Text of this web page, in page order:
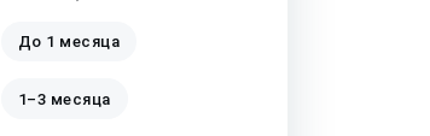
До 1 месяца
1–3 месяца